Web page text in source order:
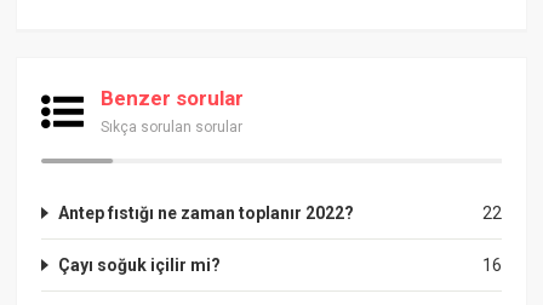
Benzer sorular
Sıkça sorulan sorular
22
Antep fıstığı ne zaman toplanır 2022?
16
Çayı soğuk içilir mi?